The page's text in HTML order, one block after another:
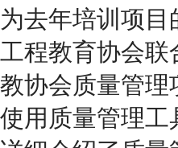
为去年培训项
工程教育协会联
教协会质量管理
使用质量管理工